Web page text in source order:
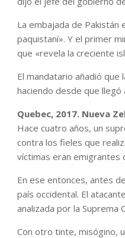
La embajada de Pakistán
paquistaní». Y el primer
que «revela la creciente
El mandatario añadió que
haciendo desde que llegó
Quebec, 2017. Nueva
Hace cuatro años, un
contra los fieles que
víctimas eran emigrantes
En ese entonces, antes
país occidental. El
analizada por la Suprema
Con otro tinte, misógino,